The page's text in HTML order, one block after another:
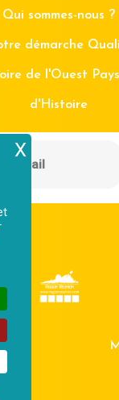
X Masquer
Qui sommes-nous ?
démarche
de l'Ouest
d'Histoire